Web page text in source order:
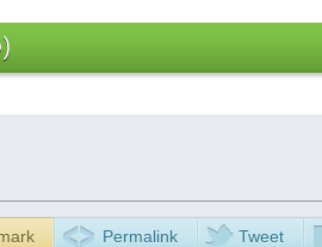
Permalink Tweet